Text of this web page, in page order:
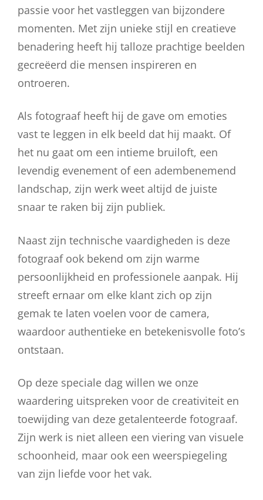
passie voor het vastleggen van bijzondere
momenten. Met zijn unieke stijl en creatieve
benadering heeft hij talloze prachtige beelden
gecreëerd die mensen inspireren en
ontroeren.
Als fotograaf heeft hij de gave om emoties
vast te leggen in elk beeld dat hij maakt. Of
het nu gaat om een intieme bruiloft, een
levendig evenement of een adembenemend
landschap, zijn werk weet altijd de juiste
snaar te raken bij zijn publiek.
Naast zijn technische vaardigheden is deze
fotograaf ook bekend om zijn warme
persoonlijkheid en professionele aanpak. Hij
streeft ernaar om elke klant zich op zijn
gemak te laten voelen voor de camera,
waardoor authentieke en betekenisvolle foto’s
ontstaan.
Op deze speciale dag willen we onze
waardering uitspreken voor de creativiteit en
toewijding van deze getalenteerde fotograaf.
Zijn werk is niet alleen een viering van visuele
schoonheid, maar ook een weerspiegeling
van zijn liefde voor het vak.